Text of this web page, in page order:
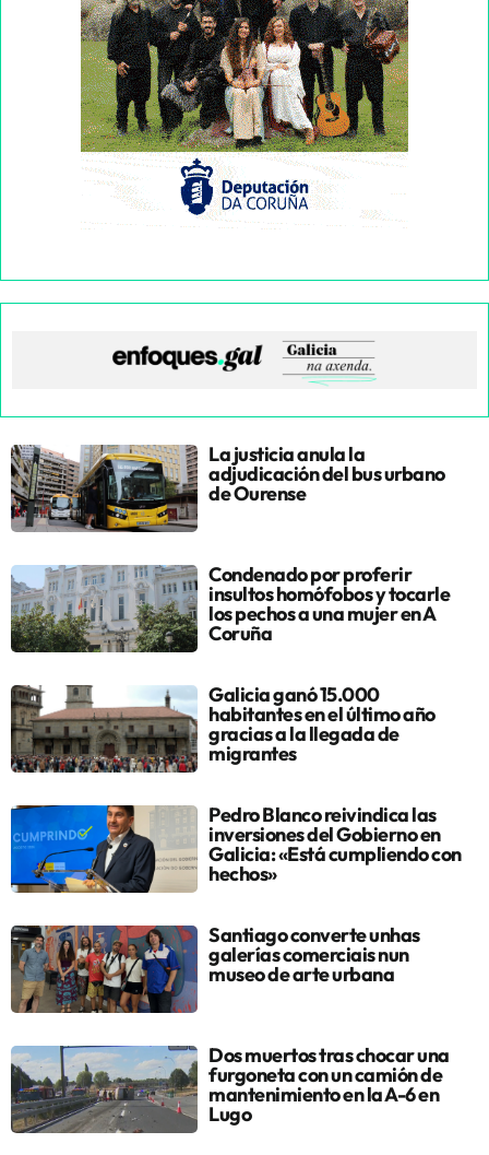
La justicia anula la
adjudicación del bus urbano
de Ourense
Condenado por proferir
insultos homófobos y tocarle
los pechos a una mujer en A
Coruña
Galicia ganó 15.000
habitantes en el último año
gracias a la llegada de
migrantes
Pedro Blanco reivindica las
inversiones del Gobierno en
Galicia: «Está cumpliendo con
hechos»
Santiago converte unhas
galerías comerciais nun
museo de arte urbana
Dos muertos tras chocar una
furgoneta con un camión de
mantenimiento en la A-6 en
Lugo